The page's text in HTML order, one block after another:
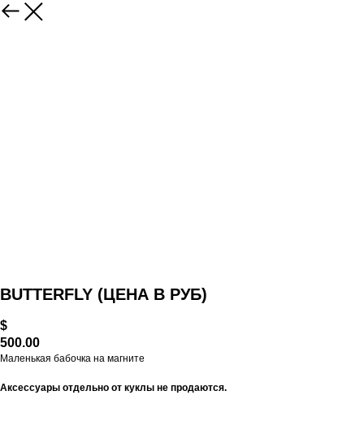
BUTTERFLY (ЦЕНА В РУБ)
$
500.00
Маленькая бабочка на магните
Аксессуары отдельно от куклы не продаются.